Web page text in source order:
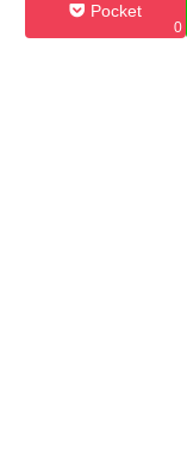
Pocket
0